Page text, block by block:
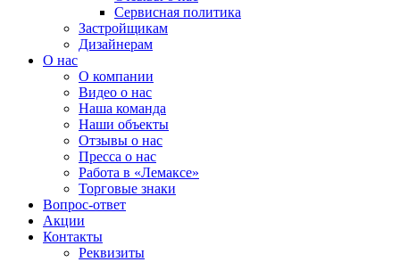
Сервисная политика
Застройщикам
Дизайнерам
О нас
О компании
Видео о нас
Наша команда
Наши объекты
Отзывы о нас
Пресса о нас
Работа в «Лемаксе»
Торговые знаки
Вопрос-ответ
Акции
Контакты
Реквизиты